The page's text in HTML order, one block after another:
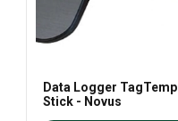
Data Logger TagTemp
Stick - Novus